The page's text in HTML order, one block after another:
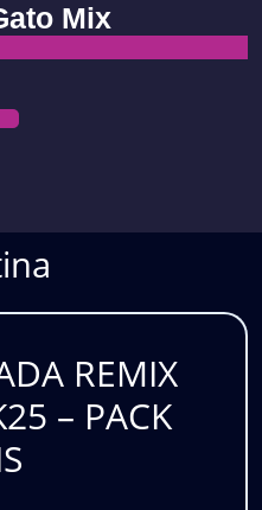
Mix
REMIX
– PACK